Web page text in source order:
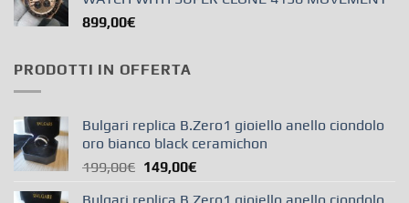
899,00€
PRODOTTI IN OFFERTA
Bulgari replica B.Zero1 gioiello anello ciondolo
oro bianco black ceramichon
199,00€ 149,00€